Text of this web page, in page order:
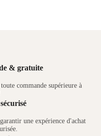
& gratuite
commande supérieure à
une expérience d'achat